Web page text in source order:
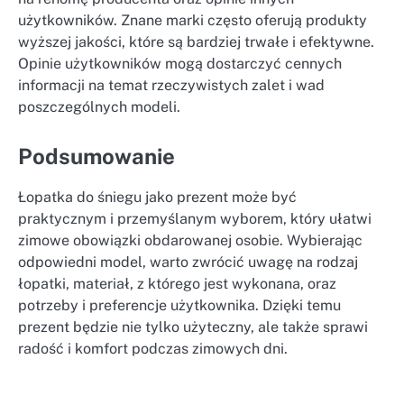
użytkowników. Znane marki często oferują produkty
wyższej jakości, które są bardziej trwałe i efektywne.
Opinie użytkowników mogą dostarczyć cennych
informacji na temat rzeczywistych zalet i wad
poszczególnych modeli.
Podsumowanie
Łopatka do śniegu jako prezent może być
praktycznym i przemyślanym wyborem, który ułatwi
zimowe obowiązki obdarowanej osobie. Wybierając
odpowiedni model, warto zwrócić uwagę na rodzaj
łopatki, materiał, z którego jest wykonana, oraz
potrzeby i preferencje użytkownika. Dzięki temu
prezent będzie nie tylko użyteczny, ale także sprawi
radość i komfort podczas zimowych dni.